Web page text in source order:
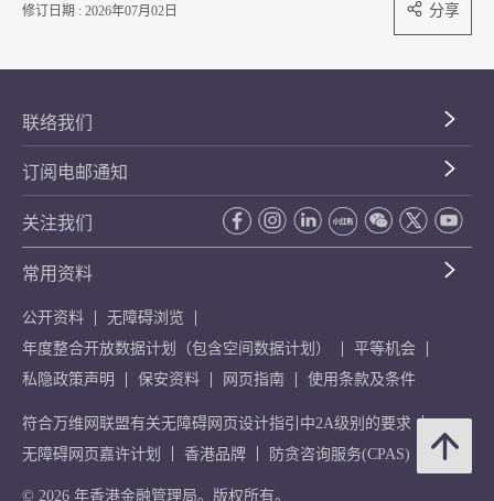
修订日期 : 2026年07月02日 分享
联络我们
订阅电邮通知
关注我们
常用资料
公开资料
无障碍浏览
年度整合开放数据计划（包含空间数据计划）
平等机会
私隐政策声明
保安资料 网页指南 使用条款及条件
符合万维网联盟有关无障碍网页设计指引中2A级别的要求
无障碍网页嘉许计划
香港品牌 防贪咨询服务(CPAS)
© 2026 年香港金融管理局。版权所有。